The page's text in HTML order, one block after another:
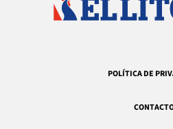
POLÍTICA DE